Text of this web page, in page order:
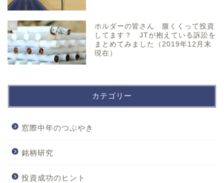
10
ホルダーの皆さん 腹くくって投資
してます？ JTが抱えている訴訟を
まとめてみました（2019年12月末
現在）
カテゴリー
窓際中年のつぶやき
銘柄研究
投資成功のヒント